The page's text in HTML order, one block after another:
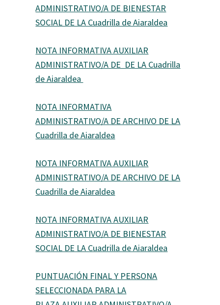
ADMINISTRATIVO/A DE BIENESTAR
SOCIAL DE LA Cuadrilla de Aiaraldea
NOTA INFORMATIVA AUXILIAR
ADMINISTRATIVO/A DE DE LA Cuadrilla
de Aiaraldea
NOTA INFORMATIVA
ADMINISTRATIVO/A DE ARCHIVO DE LA
Cuadrilla de Aiaraldea
NOTA INFORMATIVA AUXILIAR
ADMINISTRATIVO/A DE ARCHIVO DE LA
Cuadrilla de Aiaraldea
NOTA INFORMATIVA AUXILIAR
ADMINISTRATIVO/A DE BIENESTAR
SOCIAL DE LA Cuadrilla de Aiaraldea
PUNTUACIÓN FINAL Y PERSONA
SELECCIONADA PARA LA